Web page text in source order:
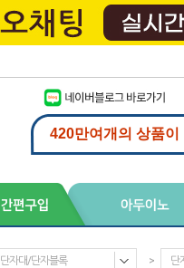
단자대/단자블록 > 단